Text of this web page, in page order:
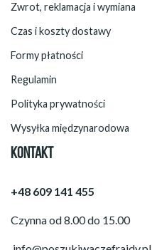
Zwrot, reklamacja i wymiana
Czas i koszty dostawy
Formy płatności
Regulamin
Polityka prywatności
Wysyłka międzynarodowa
KONTAKT
+48 609 141 455
Czynna od 8.00 do 15.00